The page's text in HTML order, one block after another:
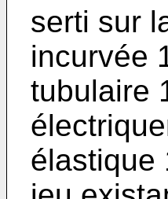
serti sur
incurvée
tubulaire
élastique